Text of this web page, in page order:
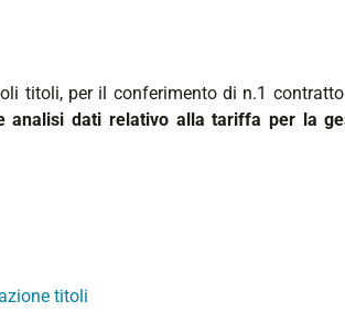
titoli, per il conferimento di n.1
analisi dati relativo alla tariffa per la
titoli